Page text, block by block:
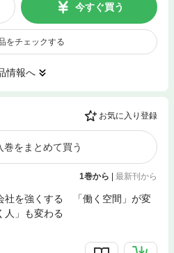
今すぐ買う
をチェックする
情報へ
お気に入り登録
巻をまとめて買う
1巻から | 最新刊から
社を強くする 「働く空間」が変
人」も変わる